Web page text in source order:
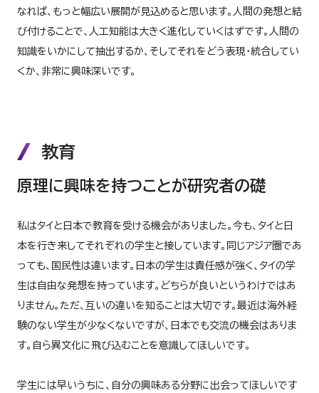
なれば、もっと幅広い展開が見込めると思います。人間の発想と結
び付けることで、人工知能は大きく進化していくはずです。人間の
知識をいかにして抽出するか、そしてそれをどう表現・統合してい
くか、非常に興味深いです。
教育
原理に興味を持つことが研究者の礎
私はタイと日本で教育を受ける機会がありました。今も、タイと日
本を行き来してそれぞれの学生と接しています。同じアジア圏であ
っても、国民性は違います。日本の学生は責任感が強く、タイの学
生は自由な発想を持っています。どちらが良いというわけではあ
りません。ただ、互いの違いを知ることは大切です。最近は海外経
験のない学生が少なくないですが、日本でも交流の機会はありま
す。自ら異文化に飛び込むことを意識してほしいです。
学生には早いうちに、自分の興味ある分野に出会ってほしいです